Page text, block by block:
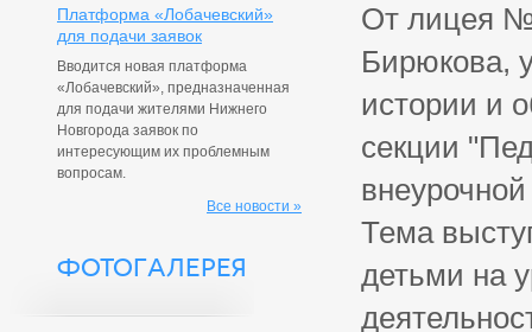
Платформа «Лобачевский»
для подачи заявок
Вводится новая платформа
«Лобачевский», предназначенная
для подачи жителями Нижнего
Новгорода заявок по
интересующим их проблемным
вопросам.
Все новости »
ФОТОГАЛЕРЕЯ
От лицея №
Бирюкова,
истории и
секции
Тема
детьми на